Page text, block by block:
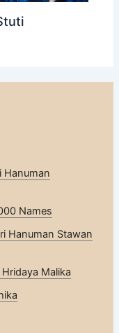
Hanuman
Names
Hanuman Stawan
Hridaya Malika